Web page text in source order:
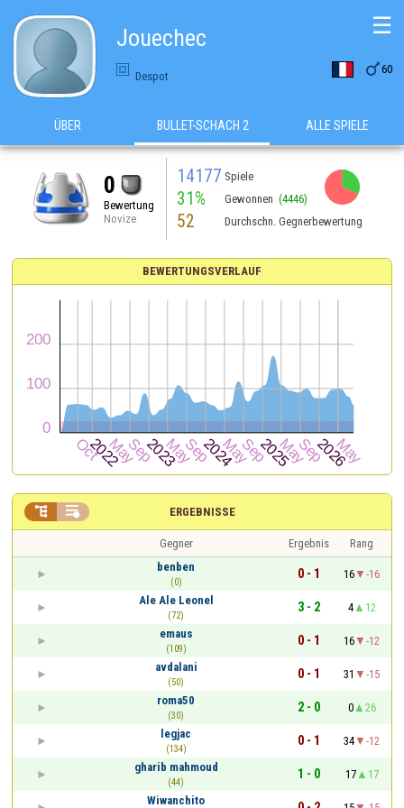
Jouechec
Despot 60
☰
ÜBER BULLET-SCHACH 2 ALLE SPIELE
0
Bewertung
Novize
14177 Spiele
31% Gewonnen (4446)
52 Durchschn. Gegnerbewertung
BEWERTUNGSVERLAUF
ERGEBNISSE
 
Gegner Ergebnis
Rang
benben
(0)
0 - 1 16
-16
Ale Ale Leonel
(72)
3 - 2 4
12
emaus
(109)
0 - 1 16
-12
avdalani
(50)
0 - 1 31
-15
roma50
(30)
2 - 0 0
26
legjac
(134)
0 - 1 34
-12
gharib mahmoud
(44)
1 - 0 17
17
Wiwanchito